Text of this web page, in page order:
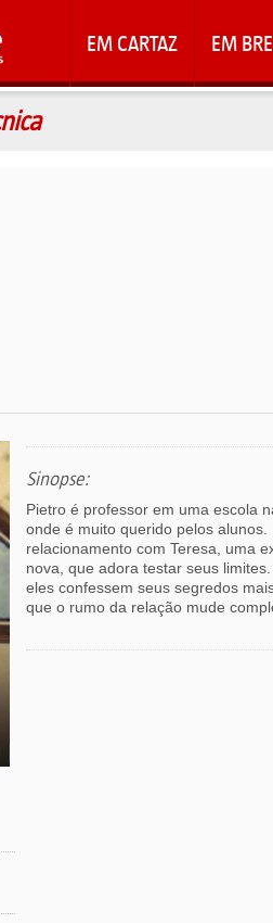
EM CARTAZ EM
Sinopse:
Pietro é professor em uma escola
onde é muito querido pelos alunos.
relacionamento com Teresa, uma
nova, que adora testar seus
eles confessem seus segredos
que o rumo da relação mude